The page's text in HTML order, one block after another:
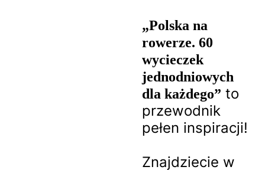
„Polska na
rowerze. 60
wycieczek
jednodniowych
dla każdego” to
przewodnik
pełen inspiracji!
Znajdziecie w